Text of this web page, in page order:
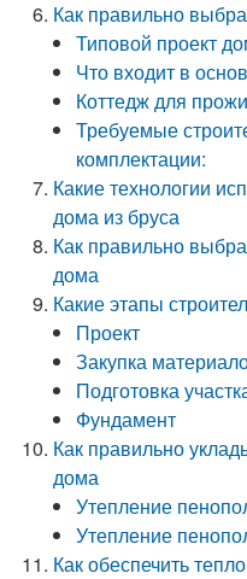
Как правильно
Типовой проект
Что входит в
Коттедж для
Требуемые
комплектации:
Какие технологии
дома из бруса
Как правильно
дома
Какие этапы
Проект
Закупка
Подготовка
Фундамент
Как правильно
дома
Утепление
Утепление
Как обеспечить